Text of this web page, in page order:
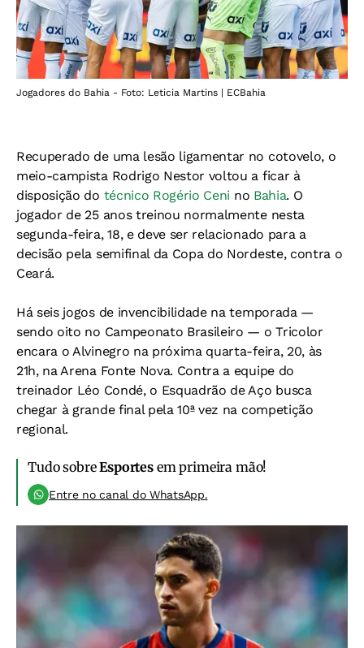
Jogadores do Bahia - Foto: Leticia Martins | ECBahia
Recuperado de uma lesão ligamentar no cotovelo, o
meio-campista Rodrigo Nestor voltou a ficar à
disposição do técnico Rogério Ceni no Bahia. O
jogador de 25 anos treinou normalmente nesta
segunda-feira, 18, e deve ser relacionado para a
decisão pela semifinal da Copa do Nordeste, contra o
Ceará.
Há seis jogos de invencibilidade na temporada —
sendo oito no Campeonato Brasileiro — o Tricolor
encara o Alvinegro na próxima quarta-feira, 20, às
21h, na Arena Fonte Nova. Contra a equipe do
treinador Léo Condé, o Esquadrão de Aço busca
chegar à grande final pela 10ª vez na competição
regional.
Tudo sobreEsportesem primeira mão!
Entre no canal do WhatsApp.